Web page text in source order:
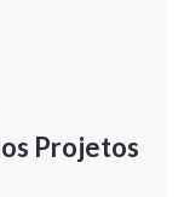
Projetos